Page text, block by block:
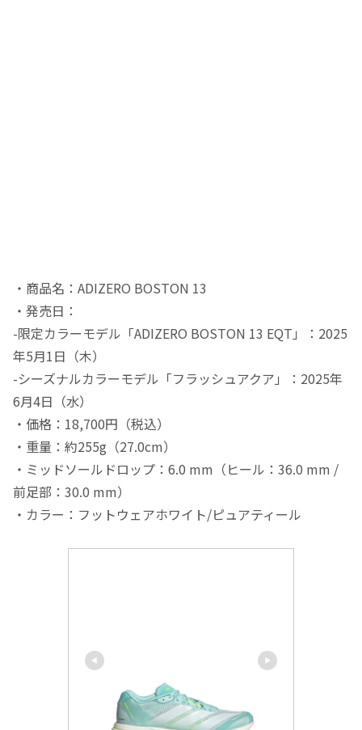
・商品名：​ADIZERO BOSTON 13
・発売日：
-限定カラーモデル「ADIZERO BOSTON 13 EQT」：2025
年5月1日（木）
-シーズナルカラーモデル「フラッシュアクア」：2025年
6月4日（水）
・価格：​18,700円（税込）
・重量：​約255g（27.0cm）
・ミッドソールドロップ：​6.0 mm（ヒール：36.0 mm /
前足部：30.0 mm）
・カラー：​フットウェアホワイト/ピュアティール